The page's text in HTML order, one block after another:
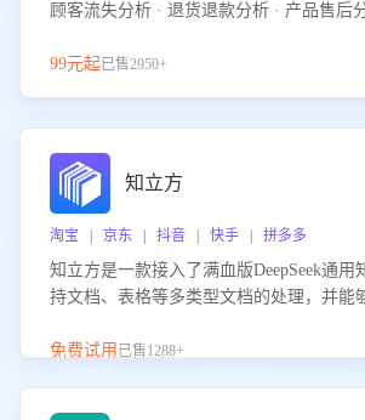
顾客流失分析 · 退货退款分析 · 产品售后
99元起已售2950+
知立方
淘宝 | 京东 | 抖音 | 快手 | 拼多多
知立方是一款接入了满血版DeepSeek通用
持文档、表格等多类型文档的处理，并能
识支持，帮助用户高效管理和利用知识资
免费试用 已售1288+